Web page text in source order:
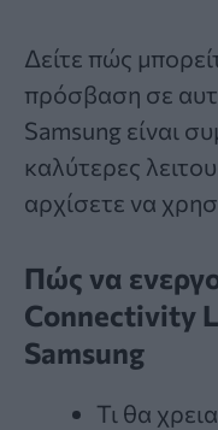
Δείτε πώς
πρόσβαση σε
Samsung είναι
καλύτερες
αρχίσετε να
Πώς να
Connectivity
Samsung
Τι θα